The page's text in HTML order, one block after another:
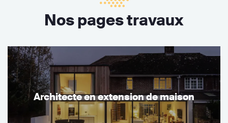
Nos pages travaux
Architecte en extension de maison